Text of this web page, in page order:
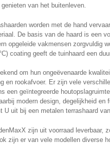
van het buitenleven.
worden met de hand
De basis van de haard is een
opgeleide vakmensen zorgvuldig
coating geeft de tuinhaard een
om hun ongeëvenaarde
en rookafvoer. Er zijn vele
een geïntegreerde
modern design, degelijkheid en
U uit bij een metalen terrashaard
zijn uit voorraad leverbaar,
zijn er van vele modellen diverse